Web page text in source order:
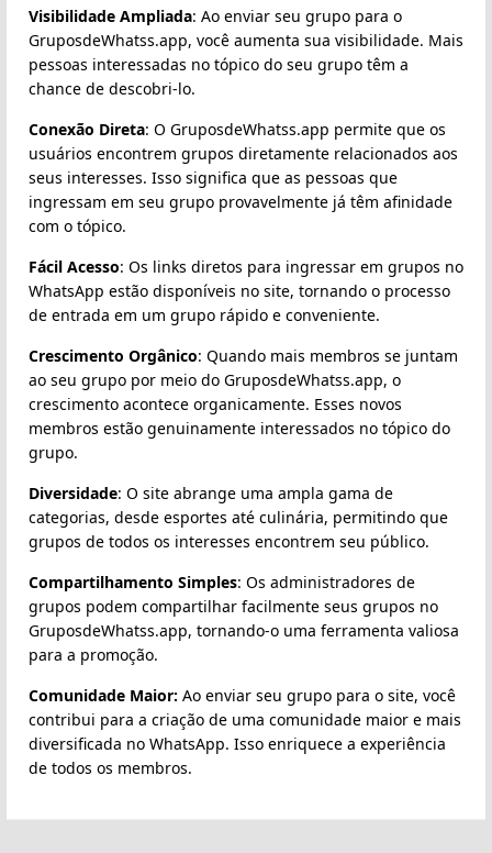
Visibilidade Ampliada: Ao enviar seu grupo para o
GruposdeWhatss.app, você aumenta sua visibilidade. Mais
pessoas interessadas no tópico do seu grupo têm a
chance de descobri-lo.
Conexão Direta: O GruposdeWhatss.app permite que os
usuários encontrem grupos diretamente relacionados aos
seus interesses. Isso significa que as pessoas que
ingressam em seu grupo provavelmente já têm afinidade
com o tópico.
Fácil Acesso: Os links diretos para ingressar em grupos no
WhatsApp estão disponíveis no site, tornando o processo
de entrada em um grupo rápido e conveniente.
Crescimento Orgânico: Quando mais membros se juntam
ao seu grupo por meio do GruposdeWhatss.app, o
crescimento acontece organicamente. Esses novos
membros estão genuinamente interessados no tópico do
grupo.
Diversidade: O site abrange uma ampla gama de
categorias, desde esportes até culinária, permitindo que
grupos de todos os interesses encontrem seu público.
Compartilhamento Simples: Os administradores de
grupos podem compartilhar facilmente seus grupos no
GruposdeWhatss.app, tornando-o uma ferramenta valiosa
para a promoção.
Comunidade Maior: Ao enviar seu grupo para o site, você
contribui para a criação de uma comunidade maior e mais
diversificada no WhatsApp. Isso enriquece a experiência
de todos os membros.